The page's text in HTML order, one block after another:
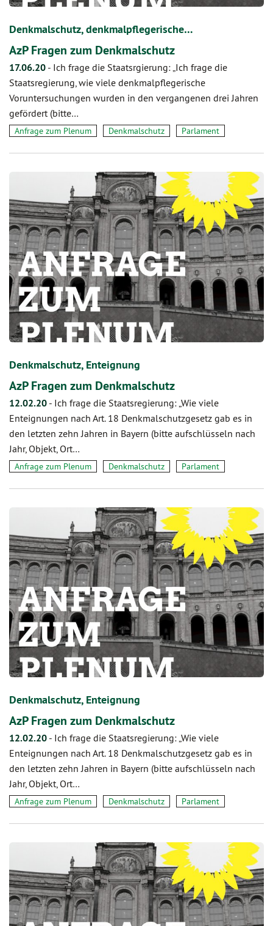
Denkmalschutz, denkmalpflegerische…
AzP Fragen zum Denkmalschutz
17.06.20 - Ich frage die Staatsrgierung: „Ich frage die
Staatsregierung, wie viele denkmalpflegerische
Voruntersuchungen wurden in den vergangenen drei Jahren
gefördert (bitte…
Anfrage zum Plenum Denkmalschutz Parlament
Denkmalschutz, Enteignung
AzP Fragen zum Denkmalschutz
12.02.20 - Ich frage die Staatsregierung: „Wie viele
Enteignungen nach Art. 18 Denkmalschutzgesetz gab es in
den letzten zehn Jahren in Bayern (bitte aufschlüsseln nach
Jahr, Objekt, Ort…
Anfrage zum Plenum Denkmalschutz Parlament
Denkmalschutz, Enteignung
AzP Fragen zum Denkmalschutz
12.02.20 - Ich frage die Staatsregierung: „Wie viele
Enteignungen nach Art. 18 Denkmalschutzgesetz gab es in
den letzten zehn Jahren in Bayern (bitte aufschlüsseln nach
Jahr, Objekt, Ort…
Anfrage zum Plenum Denkmalschutz Parlament